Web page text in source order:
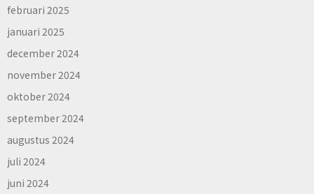
februari 2025
januari 2025
december 2024
november 2024
oktober 2024
september 2024
augustus 2024
juli 2024
juni 2024